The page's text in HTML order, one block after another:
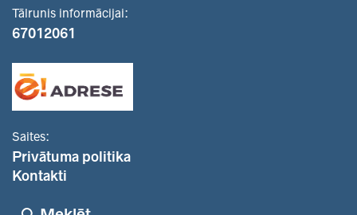
Tālrunis informācijai:
67012061
Saites:
Privātuma politika
Kontakti